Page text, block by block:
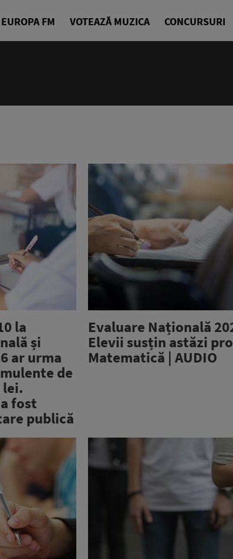
FM VOTEAZĂ MUZICA CONCURSURI
la
și
ar urma
de
lei.
fost
publică
Evaluare Națională
Elevii susțin astăzi
Matematică | AUDIO